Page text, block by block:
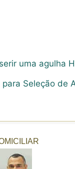
uma agulha
para Seleção de